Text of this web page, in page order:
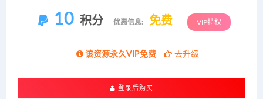
10 积分 优惠信息: 免费 VIP特权
该资源永久VIP免费 去升级
登录后购买